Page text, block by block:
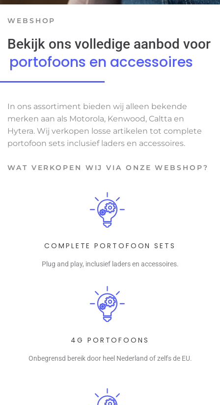
WEBSHOP
Bekijk ons volledige aanbod voor
portofoons en accessoires
In ons assortiment bieden wij alleen bekende
merken aan als Motorola, Kenwood, Caltta en
Hytera. Wij verkopen losse artikelen tot complete
portofoon sets inclusief laders en accessoires.
WAT VERKOPEN WIJ VIA ONZE WEBSHOP?
COMPLETE PORTOFOON SETS
Plug and play, inclusief laders en accessoires.
4G PORTOFOONS
Onbegrensd bereik door heel Nederland of zelfs de EU.